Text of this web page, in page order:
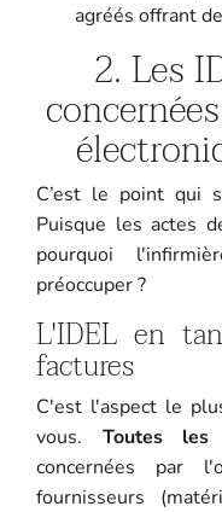
agréés offrant
2. Les
C’est le point qui
Puisque les actes
pourquoi
préoccuper ?
L'IDEL en
factures
C'est l'aspect le
vous. Toutes les
concernées par
fournisseurs